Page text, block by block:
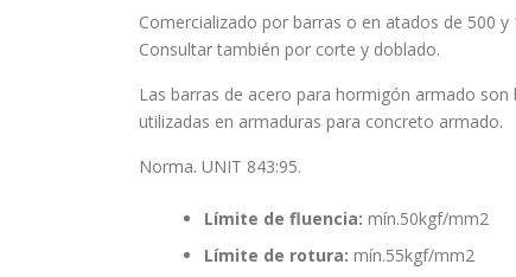
Comercializado por barras o en atados de 500
Consultar también por corte y doblado.
Las barras de acero para hormigón armado
utilizadas en armaduras para concreto armado.
Norma. UNIT 843:95.
Límite de fluencia: mín.50kgf/mm2
Límite de rotura: mín.55kgf/mm2